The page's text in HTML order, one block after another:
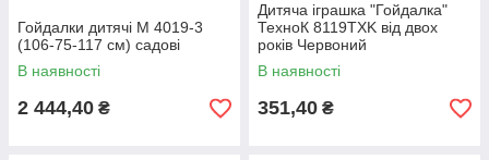
Гойдалки дитячі M 4019-3
(106-75-117 см) садові
В наявності
2 444,40 ₴
Дитяча іграшка "Гойдалка"
ТехноК 8119TXK від двох
років Червоний
В наявності
351,40 ₴